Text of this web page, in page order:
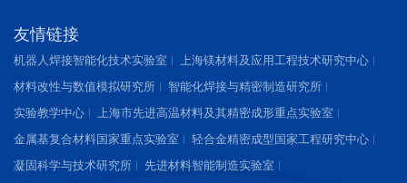
友情链接
机器人焊接智能化技术实验室
上海镁材料及应用工程技术研究中心
材料改性与数值模拟研究所
智能化焊接与精密制造研究所
实验教学中心
上海市先进高温材料及其精密成形重点实验室
金属基复合材料国家重点实验室
轻合金精密成型国家工程研究中心
凝固科学与技术研究所
先进材料智能制造实验室